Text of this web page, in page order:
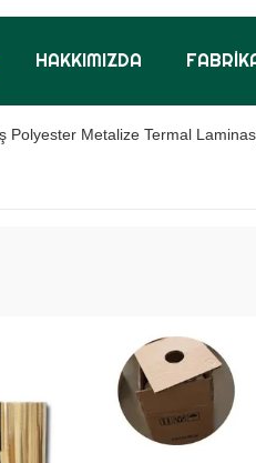
HAKKIMIZDA
Polyester Metalize Termal